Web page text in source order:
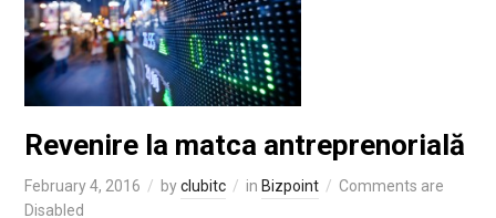
Revenire la matca antreprenorială
February 4, 2016 byclubitc in Bizpoint
Comments are
Disabled